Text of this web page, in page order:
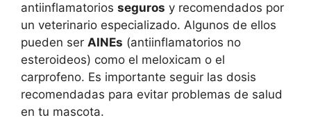
antiinflamatorios seguros y recomendados por
un veterinario especializado. Algunos de ellos
pueden ser AINEs (antiinflamatorios no
esteroideos) como el meloxicam o el
carprofeno. Es importante seguir las dosis
recomendadas para evitar problemas de salud
en tu mascota.